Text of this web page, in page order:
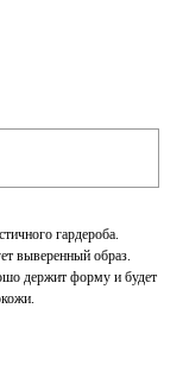
гардероба.
выверенный образ.
держит форму и будет